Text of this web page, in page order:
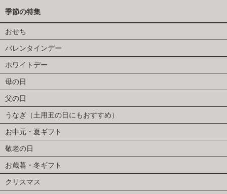
季節の特集
おせち
バレンタインデー
ホワイトデー
母の日
父の日
うなぎ（土用丑の日にもおすすめ）
お中元・夏ギフト
敬老の日
お歳暮・冬ギフト
クリスマス